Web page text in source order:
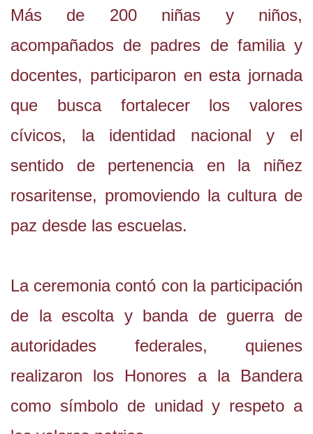
Más de 200 niñas y niños,
acompañados de padres de familia y
docentes, participaron en esta jornada
que busca fortalecer los valores
cívicos, la identidad nacional y el
sentido de pertenencia en la niñez
rosaritense, promoviendo la cultura de
paz desde las escuelas.
La ceremonia contó con la participación
de la escolta y banda de guerra de
autoridades federales, quienes
realizaron los Honores a la Bandera
como símbolo de unidad y respeto a